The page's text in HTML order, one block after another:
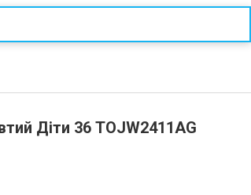
Діти 36 TOJW2411AG